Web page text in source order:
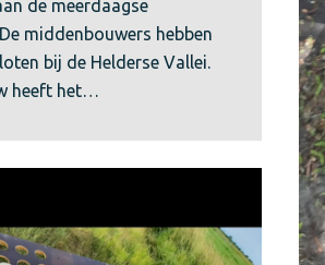
de meerdaagse
middenbouwers hebben
bij de Helderse Vallei.
heeft het…